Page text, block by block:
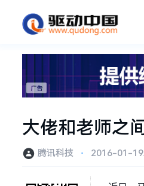
大佬和老师之
腾讯科技 ⋅ 2016-01-